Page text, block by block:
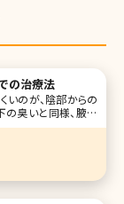
の治療法
いのが、陰部からの
の臭いと同様、腋臭
ひとつで原因もわき
そわきがとはどん
。 【監修医